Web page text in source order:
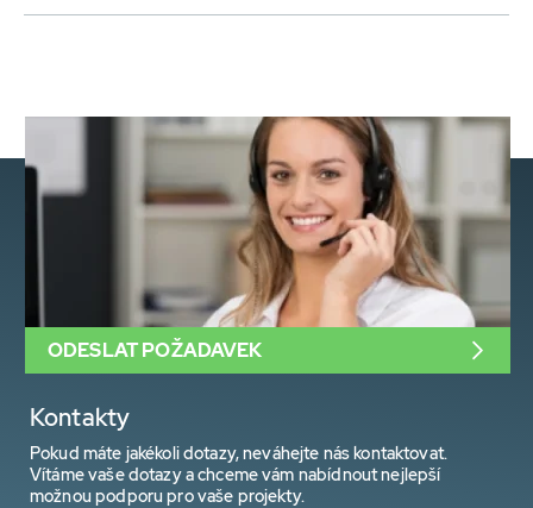
Kontakty
Pokud máte jakékoli dotazy, neváhejte nás kontaktovat.
Vítáme vaše dotazy a chceme vám nabídnout nejlepší
možnou podporu pro vaše projekty.
ODESLAT POŽADAVEK